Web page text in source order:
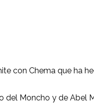
con Chema que ha
Moncho y de Abel